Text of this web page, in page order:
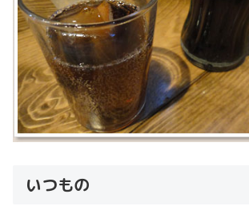
いつもの